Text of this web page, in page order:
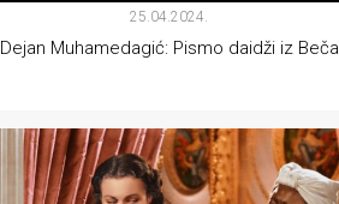
25.04.2024.
Dejan Muhamedagić: Pismo daidži iz Beča
KOLUMNE